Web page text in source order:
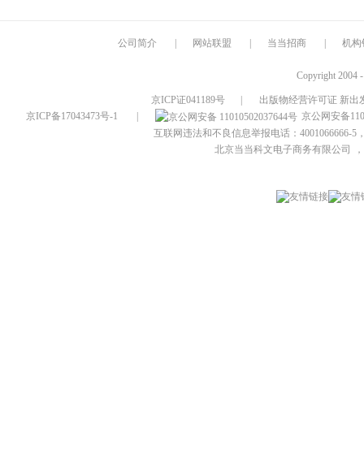
公司简介 网站联盟 当当招商 机构
Copyright 2004
京ICP证041189号
出版物经营许可证 新出
京ICP备17043473号-1
京公网安备
互联网违法和不良信息举报电话：4001066666-5
北京当当科文电子商务有限公司